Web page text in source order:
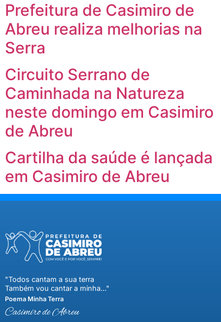
Prefeitura de Casimiro de
Abreu realiza melhorias na
Serra
Circuito Serrano de
Caminhada na Natureza
neste domingo em Casimiro
de Abreu
Cartilha da saúde é lançada
em Casimiro de Abreu
"Todos cantam a sua terra
Também vou cantar a minha..."
Poema Minha Terra
Casimiro de Abreu